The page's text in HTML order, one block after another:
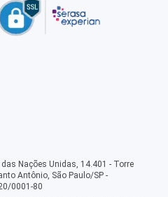
Nações Unidas, 14.401 - Torre
Antônio, São Paulo/SP -
0001-80